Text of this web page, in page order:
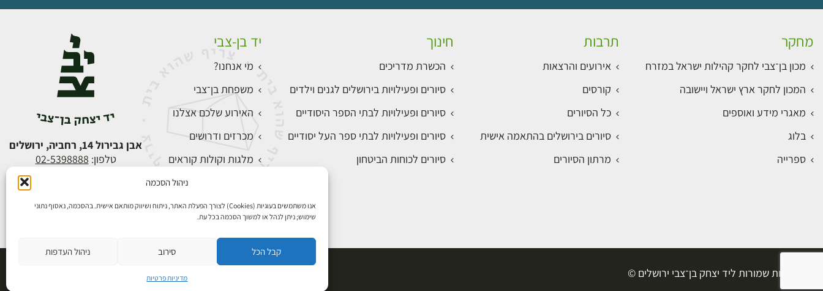
ניהול הסכמה
אנו משתמשים בעוגיות (Cookies) לצורך הפעלת האתר, ניתוח ושיווק מותאם אישית. בהסכמה, נאסוף נתוני
שימוש; ניתן לנהל או למשוך הסכמה בכל עת.
קבל הכל סירוב ניהול העדפות
מדיניות פרטיות
מחקר
מכון בן־צבי לחקר קהילות ישראל במזרח
המכון לחקר ארץ ישראל ויישובה
מאגרי מידע ואוספים
בלוג
ספרייה
תרבות
אירועים והרצאות
קורסים
כל הסיורים
סיורים בירושלים בהתאמה אישית
מרתון הסיורים
חינוך
הכשרת מדריכים
סיורים ופעילויות בירושלים לגנים וילדים
סיורים ופעילויות לבתי הספר היסודיים
סיורים ופעילויות לבתי ספר העל יסודיים
סיורים לכוחות הביטחון
יד בן-צבי
מי אנחנו?
משפחת בן־צבי
האירוע שלכם אצלנו
מכרזים ודרושים
מלגות וקולות קוראים
התחברות
אבן גבירול 14, רחביה, ירושלים
טלפון: 02-5398888
כל הזכויות שמורות ליד יצחק בן־צבי ירושלים ©